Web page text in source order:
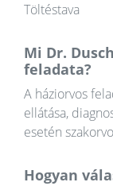
Töltéstava
Mi Dr.
feladata?
A háziorvos
ellátása,
esetén
Hogyan